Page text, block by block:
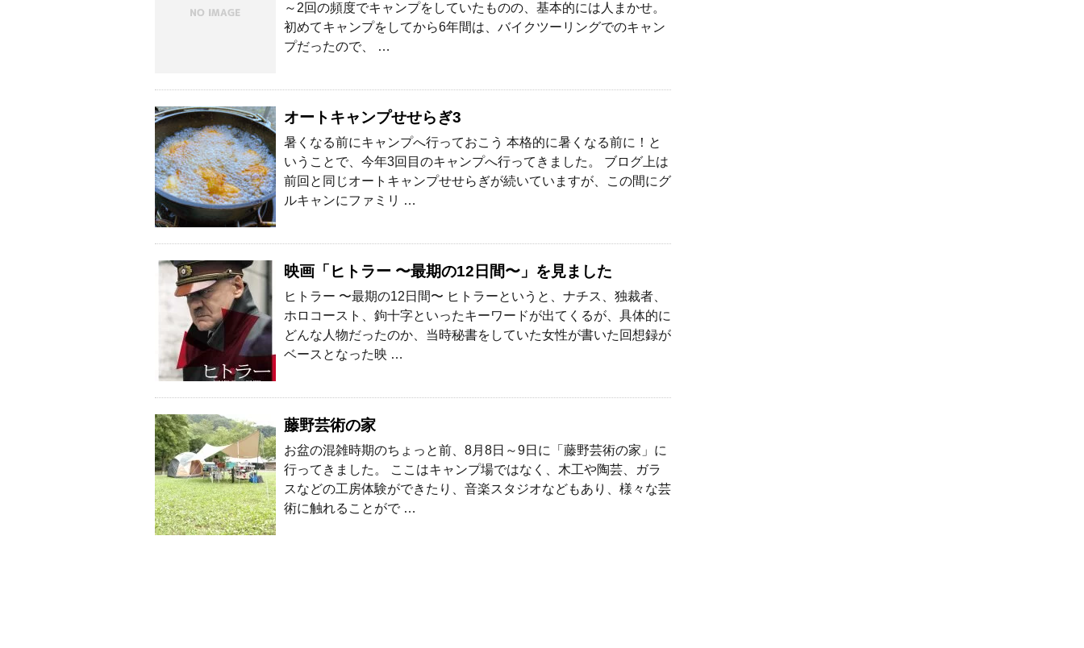
～2回の頻度でキャンプをしていたものの、基本的には人まかせ。
初めてキャンプをしてから6年間は、バイクツーリングでのキャン
プだったので、 …
オートキャンプせせらぎ3
暑くなる前にキャンプへ行っておこう 本格的に暑くなる前に！と
いうことで、今年3回目のキャンプへ行ってきました。 ブログ上は
前回と同じオートキャンプせせらぎが続いていますが、この間にグ
ルキャンにファミリ …
映画「ヒトラー 〜最期の12日間〜」を見ました
ヒトラー 〜最期の12日間〜 ヒトラーというと、ナチス、独裁者、
ホロコースト、鉤十字といったキーワードが出てくるが、具体的に
どんな人物だったのか、当時秘書をしていた女性が書いた回想録が
ベースとなった映 …
藤野芸術の家
お盆の混雑時期のちょっと前、8月8日～9日に「藤野芸術の家」に
行ってきました。 ここはキャンプ場ではなく、木工や陶芸、ガラ
スなどの工房体験ができたり、音楽スタジオなどもあり、様々な芸
術に触れることがで …